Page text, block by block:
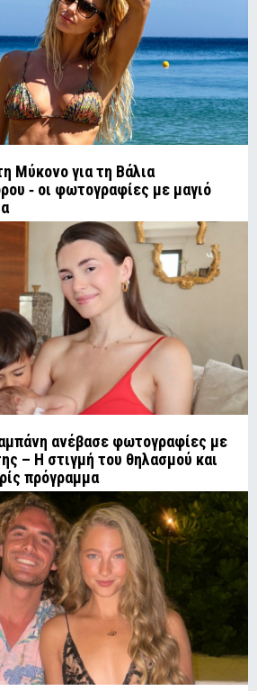
Μύκονο για τη Βάλια
‑ οι φωτογραφίες με μαγιό
ανέβασε φωτογραφίες με
– Η στιγμή του θηλασμού και
πρόγραμμα